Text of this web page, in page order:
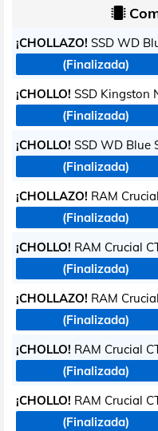
¡CHOLLAZO! SSD WD
(Finalizada)
¡CHOLLO! SSD Kingston
(Finalizada)
¡CHOLLO! SSD WD Blue
(Finalizada)
¡CHOLLAZO! RAM
(Finalizada)
¡CHOLLO! RAM Crucial
(Finalizada)
¡CHOLLAZO! RAM
(Finalizada)
¡CHOLLO! RAM Crucial
(Finalizada)
¡CHOLLO! RAM Crucial
(Finalizada)